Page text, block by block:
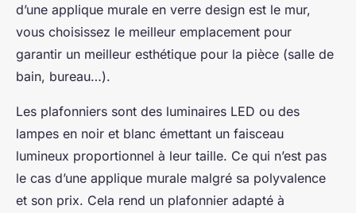
d’une applique murale en verre design est le mur,
vous choisissez le meilleur emplacement pour
garantir un meilleur esthétique pour la pièce (salle de
bain, bureau…).
Les plafonniers sont des luminaires LED ou des
lampes en noir et blanc émettant un faisceau
lumineux proportionnel à leur taille. Ce qui n’est pas
le cas d’une applique murale malgré sa polyvalence
et son prix. Cela rend un plafonnier adapté à